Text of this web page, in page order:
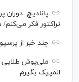
پانادیچ: دوران
تراکتور فکر
چند خبر از
ملی‌پوش‌ طلایی
المپیک بگیرم